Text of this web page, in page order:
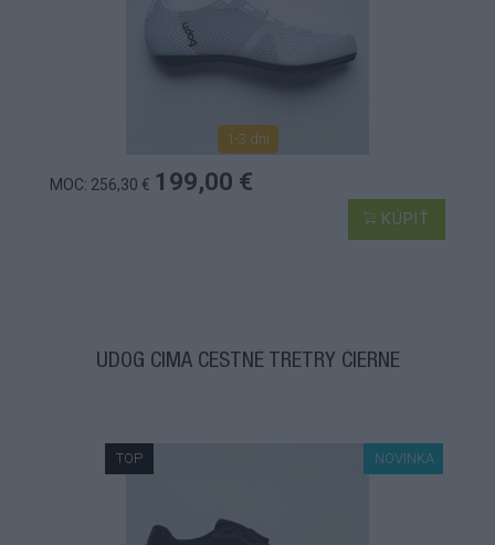
1-3 dní
MOC: 256,30 € 199,00 €
KÚPIŤ
UDOG CIMA CESTNÉ TRETRY ČIERNE
NOVINKA
TOP